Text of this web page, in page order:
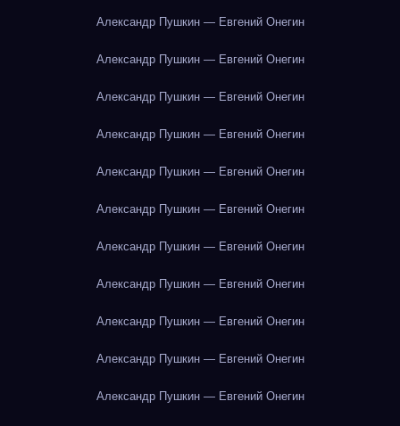
Александр Пушкин — Евгений Онегин
Александр Пушкин — Евгений Онегин
Александр Пушкин — Евгений Онегин
Александр Пушкин — Евгений Онегин
Александр Пушкин — Евгений Онегин
Александр Пушкин — Евгений Онегин
Александр Пушкин — Евгений Онегин
Александр Пушкин — Евгений Онегин
Александр Пушкин — Евгений Онегин
Александр Пушкин — Евгений Онегин
Александр Пушкин — Евгений Онегин